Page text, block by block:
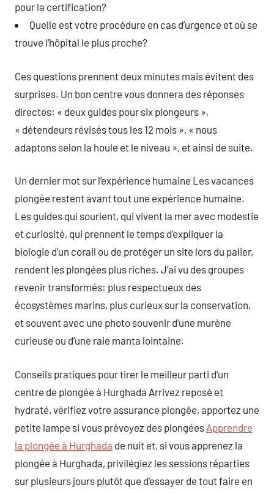
pour la certification?
Quelle est votre procédure en cas d’urgence et où se
trouve l’hôpital le plus proche?
Ces questions prennent deux minutes mais évitent des
surprises. Un bon centre vous donnera des réponses
directes: « deux guides pour six plongeurs »,
« détendeurs révisés tous les 12 mois », « nous
adaptons selon la houle et le niveau », et ainsi de suite.
Un dernier mot sur l’expérience humaine Les vacances
plongée restent avant tout une expérience humaine.
Les guides qui sourient, qui vivent la mer avec modestie
et curiosité, qui prennent le temps d’expliquer la
biologie d’un corail ou de protéger un site lors du palier,
rendent les plongées plus riches. J’ai vu des groupes
revenir transformés: plus respectueux des
écosystèmes marins, plus curieux sur la conservation,
et souvent avec une photo souvenir d’une murène
curieuse ou d’une raie manta lointaine.
Conseils pratiques pour tirer le meilleur parti d’un
centre de plongée à Hurghada Arrivez reposé et
hydraté, vérifiez votre assurance plongée, apportez une
petite lampe si vous prévoyez des plongées Apprendre
la plongée à Hurghada de nuit et, si vous apprenez la
plongée à Hurghada, privilégiez les sessions réparties
sur plusieurs jours plutôt que d’essayer de tout faire en